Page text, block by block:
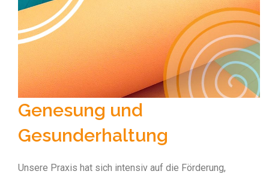
Genesung und
Gesunderhaltung
Unsere Praxis hat sich intensiv auf die Förderung,